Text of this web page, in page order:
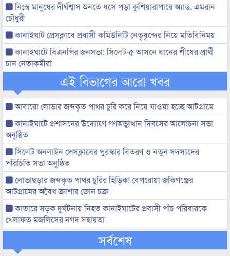
নিঃস্ব মানুষের দীর্ঘশ্বাস শুনতে ধসে পড়া কুশিয়ারাপারে অ্যাড. এমরান
চৌধুরী
কানাইঘাট প্রেসক্লাবে প্রবাসী কমিউনিটি নেতৃবৃন্দের নিয়ে মতিবিনিময়
কানাইঘাটে বিএনপির জনসভা: সিলেট-৫ আসনে ধানের শীষের প্রার্থী
চান নেতাকর্মীরা
এই বিভাগের আরো খবর
আবারো লোভার জব্দকৃত পাথর চুরি করে নিয়ে যাওয়া হচ্ছে আটগ্রামে
কানাইঘাটে প্রশাসনের উদ্যোগে গণঅভ্যুত্থান দিবসের আলোচনা সভা
অনুষ্ঠিত
সিলেট অনলাইন প্রেসক্লাবের পুরস্কার বিতরণ ও নতুন সদস্যদের
পরিচিতি সভা অনুষ্ঠিত
লোভাছড়ার জব্দকৃত পাথর চুরির হিড়িক! বেপরোয়া জকিগঞ্জের
আটগ্রামের অবৈধ ক্রাশার জোন চক্র
কাতারে সড়ক দুর্ঘটনায় নিহত কানাইঘাটের প্রবাসী পাঁচ পরিবারকে
খেলাফত মজলিসের নগদ সহায়তা
সর্বশেষ